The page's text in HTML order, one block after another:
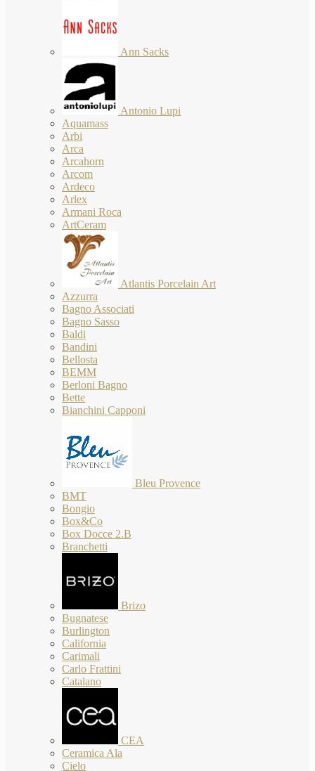
Ann Sacks
Antonio Lupi
Aquamass
Arbi
Arca
Arcahorn
Arcom
Ardeco
Arlex
Armani Roca
ArtCeram
Atlantis Porcelain Art
Azzurra
Bagno Associati
Bagno Sasso
Baldi
Bandini
Bellosta
BEMM
Berloni Bagno
Bette
Bianchini Capponi
Bleu Provence
BMT
Bongio
Box&Co
Box Docce 2.B
Branchetti
Brizo
Bugnatese
Burlington
California
Carimali
Carlo Frattini
Catalano
CEA
Ceramica Ala
Cielo